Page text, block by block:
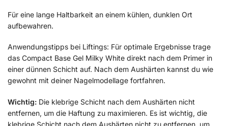
Für eine lange Haltbarkeit an einem kühlen, dunklen Ort
aufbewahren.
Anwendungstipps bei Liftings: Für optimale Ergebnisse trage
das Compact Base Gel Milky White direkt nach dem Primer in
einer dünnen Schicht auf. Nach dem Aushärten kannst du wie
gewohnt mit deiner Nagelmodellage fortfahren.
Wichtig: Die klebrige Schicht nach dem Aushärten nicht
entfernen, um die Haftung zu maximieren. Es ist wichtig, die
klebrige Schicht nach dem Aushärten nicht zu entfernen, um